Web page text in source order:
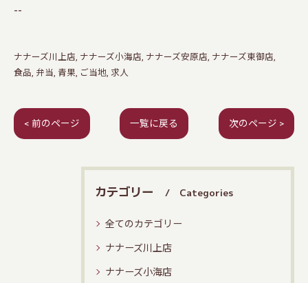
--
ナナーズ川上店 ナナーズ小海店 ナナーズ安原店 ナナーズ東御店
食品 弁当 青果 ご当地 求人
< 前のページ 一覧に戻る 次のページ >
カテゴリー Categories
全てのカテゴリー
ナナーズ川上店
ナナーズ小海店